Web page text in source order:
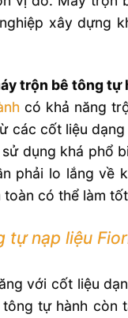
xây dựng
trộn bê tông tự
có khả năng
các cốt liệu
dụng khá phổ
phải lo lắng
có thể làm
tự nạp liệu
với cốt liệu
tự hành còn